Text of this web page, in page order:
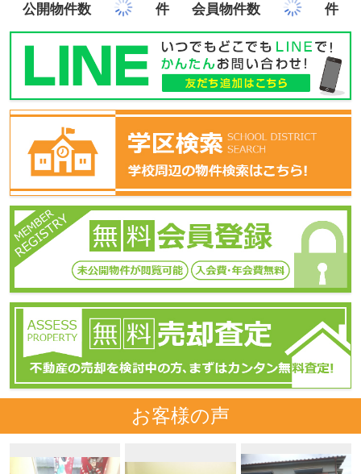
公開物件数
件 会員物件数 件
お客様の声